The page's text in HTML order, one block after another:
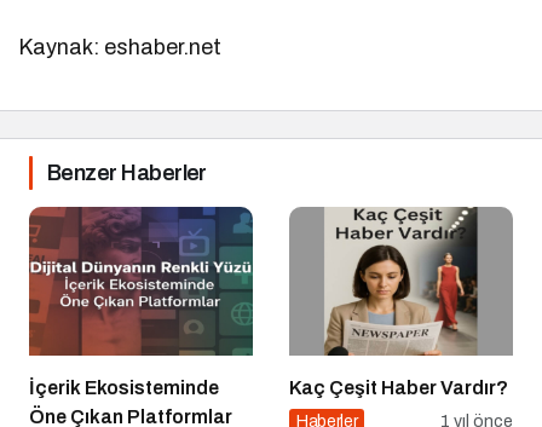
Kaynak: eshaber.net
Benzer Haberler
İçerik Ekosisteminde
Öne Çıkan Platformlar
Kaç Çeşit Haber Vardır?
Haberler 1 yıl önce